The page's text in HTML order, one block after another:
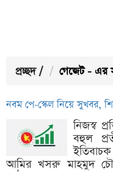
প্রচ্ছদ / গেজেট - এর
নবম পে-স্কেল নিয়ে সুখবর,
নিজস্ব
বহুল
ইতিবাচক
আমির খসরু মাহমুদ